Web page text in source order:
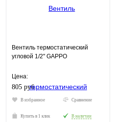
Вентиль термостатический
угловой 1/2" GAPPO
Цена:
805 руб.
В избранное Сравнение
Купить в 1 клик В наличии